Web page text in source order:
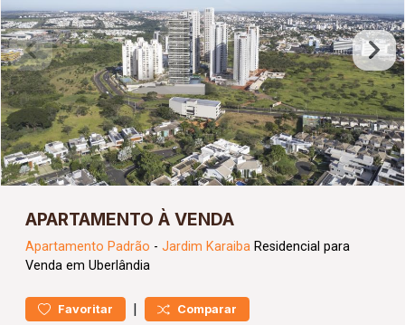
APARTAMENTO À VENDA
Apartamento Padrão - Jardim Karaiba Residencial para
Venda em Uberlândia
Favoritar | Comparar